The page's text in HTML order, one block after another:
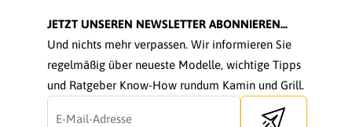
JETZT UNSEREN NEWSLETTER ABONNIEREN...
Und nichts mehr verpassen. Wir informieren Sie
regelmäßig über neueste Modelle, wichtige Tipps
und Ratgeber Know-How rundum Kamin und Grill.
Send newsletter